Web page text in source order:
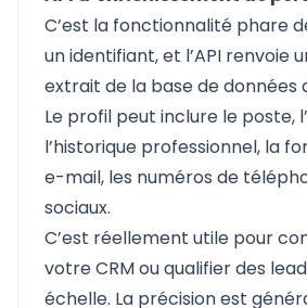
C’est la fonctionnalité phare
un identifiant, et l’API renvoie
extrait de la base de données
Le profil peut inclure le poste,
l’historique professionnel, la
e-mail, les numéros de
sociaux.
C’est réellement utile pour
votre CRM ou qualifier des
échelle. La précision est